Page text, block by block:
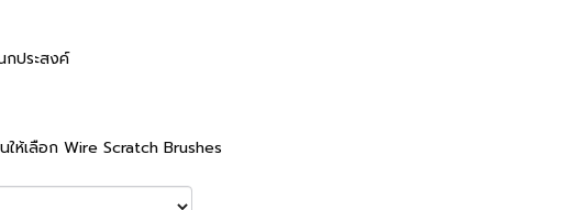
กประสงค์
ให้เลือก Wire Scratch Brushes